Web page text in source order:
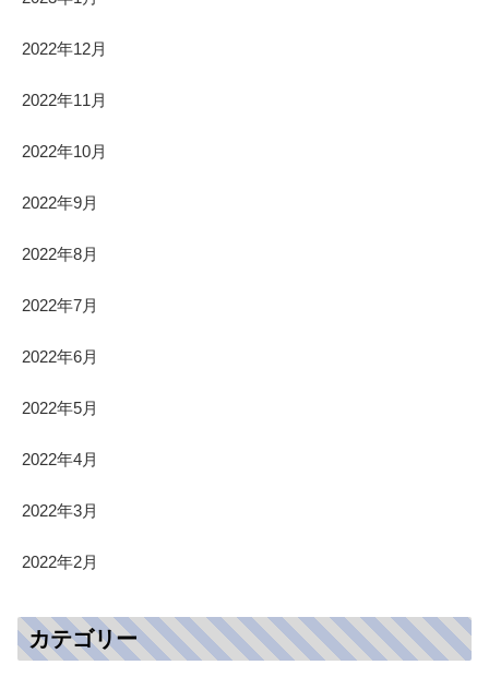
2022年12月
2022年11月
2022年10月
2022年9月
2022年8月
2022年7月
2022年6月
2022年5月
2022年4月
2022年3月
2022年2月
カテゴリー